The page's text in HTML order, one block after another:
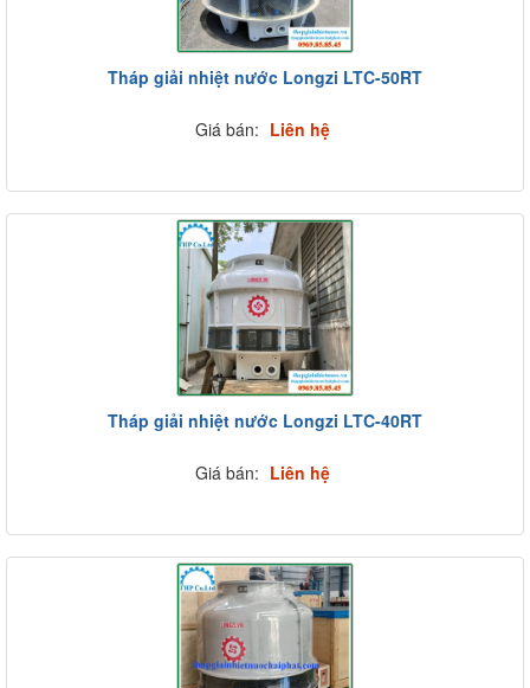
Tháp giải nhiệt nước Longzi LTC-50RT
Giá bán: Liên hệ
Tháp giải nhiệt nước Longzi LTC-40RT
Giá bán: Liên hệ